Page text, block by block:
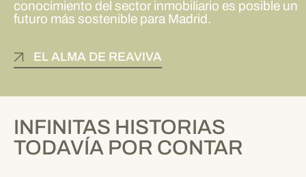
conocimiento del sector inmobiliario es posible un
futuro más sostenible para Madrid.
EL ALMA DE REAVIVA
INFINITAS HISTORIAS
TODAVÍA POR CONTAR